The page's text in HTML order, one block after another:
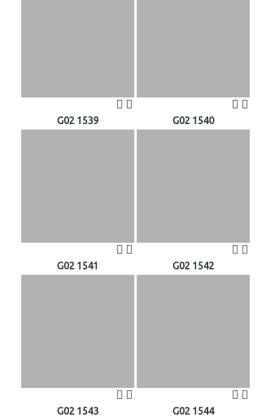
G02 1539 G02 1540
G02 1541 G02 1542
G02 1543 G02 1544